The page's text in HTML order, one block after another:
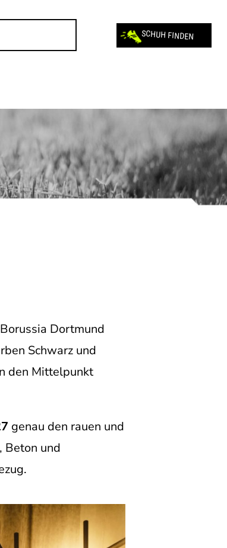
SCHUH FINDEN
Dortmund
Schwarz und
den Mittelpunkt
genau den rauen und
Beton und